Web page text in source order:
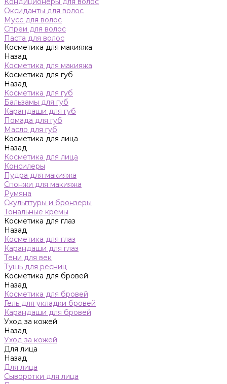
Оксиданты для волос
Мусс для волос
Спреи для волос
Паста для волос
Косметика для макияжа
Назад
Косметика для макияжа
Косметика для губ
Назад
Косметика для губ
Бальзамы для губ
Карандаши для губ
Помада для губ
Масло для губ
Косметика для лица
Назад
Косметика для лица
Консилеры
Пудра для макияжа
Спонжи для макияжа
Румяна
Скульптуры и бронзеры
Тональные кремы
Косметика для глаз
Назад
Косметика для глаз
Карандаши для глаз
Тени для век
Тушь для ресниц
Косметика для бровей
Назад
Косметика для бровей
Гель для укладки бровей
Карандаши для бровей
Уход за кожей
Назад
Уход за кожей
Для лица
Назад
Для лица
Сыворотки для лица